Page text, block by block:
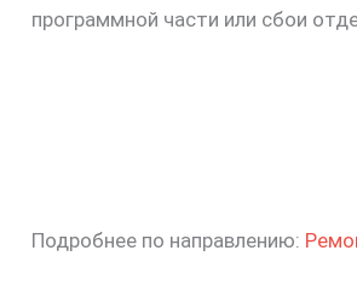
программной части или сбои
Подробнее по направлению: